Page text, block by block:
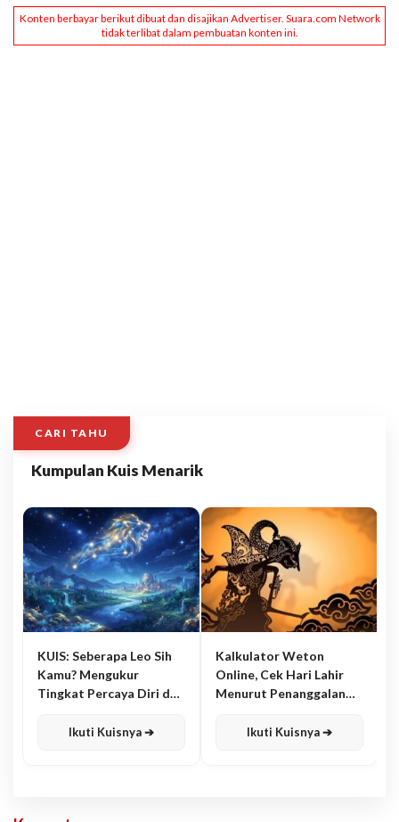
CARI TAHU
Kumpulan Kuis Menarik
KUIS: Seberapa Leo Sih
Kamu? Mengukur
Tingkat Percaya Diri dan
Ikuti Kuisnya ➔
Kalkulator Weton
Online, Cek Hari Lahir
Menurut Penanggalan
Ikuti Kuisnya ➔